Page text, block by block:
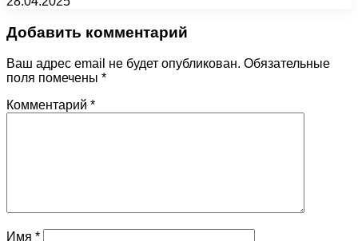
Добавить комментарий
Ваш адрес email не будет опубликован. Обязательные
поля помечены *
Комментарий *
Имя *